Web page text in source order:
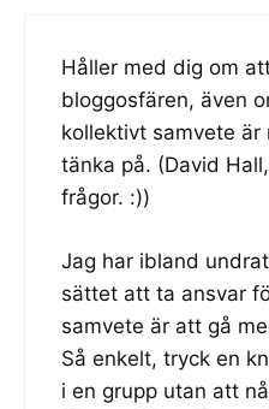
Håller med dig om
bloggosfären, även
kollektivt samvete
tänka på. (David
frågor. :))
Jag har ibland
sättet att ta ansvar
samvete är att gå
Så enkelt, tryck en
i en grupp utan att